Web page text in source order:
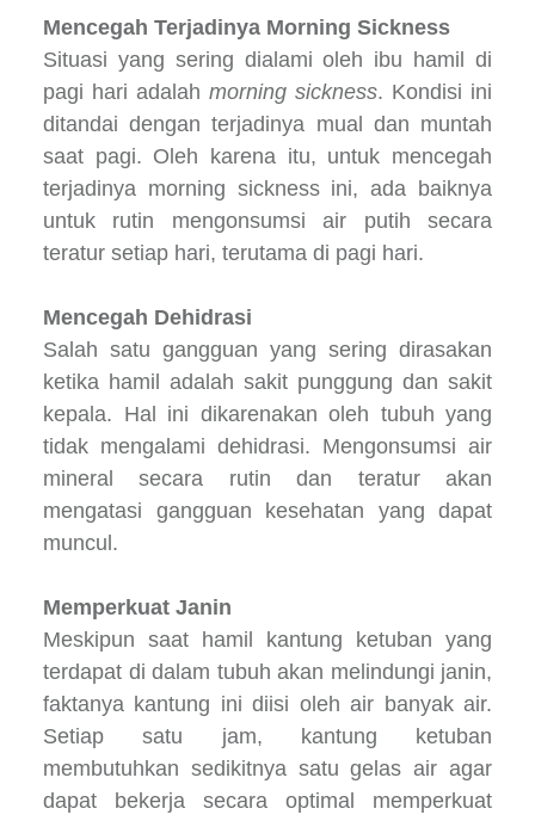
Mencegah Terjadinya Morning Sickness
Situasi yang sering dialami oleh ibu hamil di
pagi hari adalah morning sickness. Kondisi ini
ditandai dengan terjadinya mual dan muntah
saat pagi. Oleh karena itu, untuk mencegah
terjadinya morning sickness ini, ada baiknya
untuk rutin mengonsumsi air putih secara
teratur setiap hari, terutama di pagi hari.
Mencegah Dehidrasi
Salah satu gangguan yang sering dirasakan
ketika hamil adalah sakit punggung dan sakit
kepala. Hal ini dikarenakan oleh tubuh yang
tidak mengalami dehidrasi. Mengonsumsi air
mineral secara rutin dan teratur akan
mengatasi gangguan kesehatan yang dapat
muncul.
Memperkuat Janin
Meskipun saat hamil kantung ketuban yang
terdapat di dalam tubuh akan melindungi janin,
faktanya kantung ini diisi oleh air banyak air.
Setiap satu jam, kantung ketuban
membutuhkan sedikitnya satu gelas air agar
dapat bekerja secara optimal memperkuat